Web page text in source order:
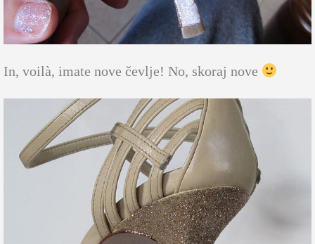
In, voilà, imate nove čevlje! No, skoraj nove